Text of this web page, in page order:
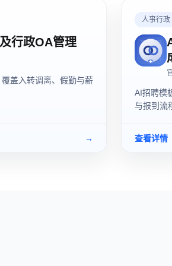
行政OA管理
盖入转调离、假勤与薪
→
人事行政
AI招聘模
与报到流
查看详情